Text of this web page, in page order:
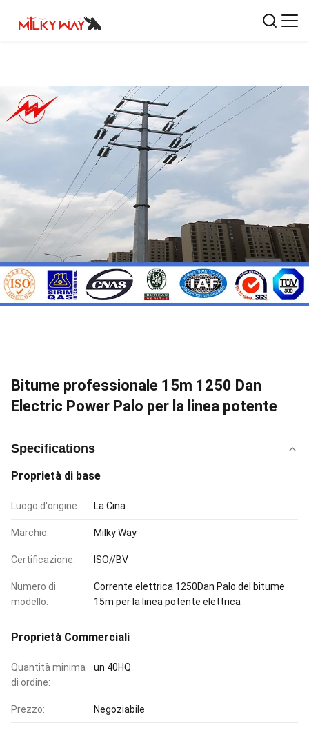
Bitume professionale 15m 1250 Dan
Electric Power Palo per la linea potente
Specifications
Proprietà di base
Luogo d'origine: La Cina
Marchio: Milky Way
Certificazione: ISO//BV
Numero di
modello:
Corrente elettrica 1250Dan Palo del bitume
15m per la linea potente elettrica
Proprietà Commerciali
Quantità minima
di ordine:
un 40HQ
Prezzo: Negoziabile